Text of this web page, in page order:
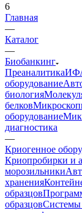
6
Главная
—
Каталог
—
Биобанкинг
Преаналитика
оборудование
биология
белков
оборудование
диагностика
—
Криогенное
Криопробирки и
морозильники
хранения
образцов
образцовСистемы